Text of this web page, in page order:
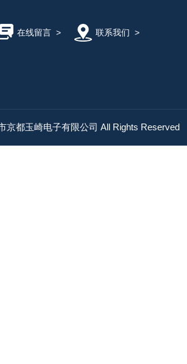
在线留言> 联系我们 >
京都玉崎电子有限公司 All Rights Reserved